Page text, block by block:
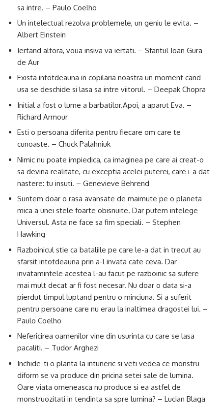
sa intre. – Paulo Coelho
Un intelectual rezolva problemele, un geniu le evita. –
Albert Einstein
Iertand altora, voua insiva va iertati. – Sfantul Ioan Gura
de Aur
Exista intotdeauna in copilaria noastra un moment cand
usa se deschide si lasa sa intre viitorul. – Deepak Chopra
Initial a fost o lume a barbatilor.Apoi, a aparut Eva. –
Richard Armour
Esti o persoana diferita pentru fiecare om care te
cunoaste. – Chuck Palahniuk
Nimic nu poate impiedica, ca imaginea pe care ai creat-o
sa devina realitate, cu exceptia acelei puterei, care i-a dat
nastere: tu insuti. – Genevieve Behrend
Suntem doar o rasa avansate de maimute pe o planeta
mica a unei stele foarte obisnuite. Dar putem intelege
Universul. Asta ne face sa fim speciali. – Stephen
Hawking
Razboinicul stie ca bataliile pe care le-a dat in trecut au
sfarsit intotdeauna prin a-l invata cate ceva. Dar
invatamintele acestea l-au facut pe razboinic sa sufere
mai mult decat ar fi fost necesar. Nu doar o data si-a
pierdut timpul luptand pentru o minciuna. Si a suferit
pentru persoane care nu erau la inaltimea dragostei lui. –
Paulo Coelho
Nefericirea oamenilor vine din usurinta cu care se lasa
pacaliti. – Tudor Arghezi
Inchide-ti o planta la intuneric si veti vedea ce monstru
diform se va produce din pricina setei sale de lumina.
Oare viata omeneasca nu produce si ea astfel de
monstruozitati in tendinta sa spre lumina? – Lucian Blaga